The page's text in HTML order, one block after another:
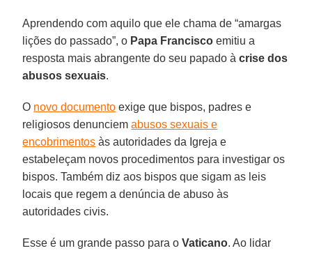
Aprendendo com aquilo que ele chama de “amargas
lições do passado”, o Papa Francisco emitiu a
resposta mais abrangente do seu papado àcrise dos
abusos sexuais.
O novo documento exige que bispos, padres e
religiosos denunciemabusos sexuais e
encobrimentos às autoridades da Igreja e
estabeleçam novos procedimentos para investigar os
bispos. Também diz aos bispos que sigam as leis
locais que regem a denúncia de abuso às
autoridades civis.
Esse é um grande passo para oVaticano. Ao lidar